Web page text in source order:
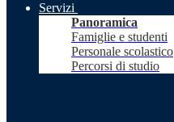
Servizi
Panoramica
Famiglie e studenti
Personale scolastico
Percorsi di studio